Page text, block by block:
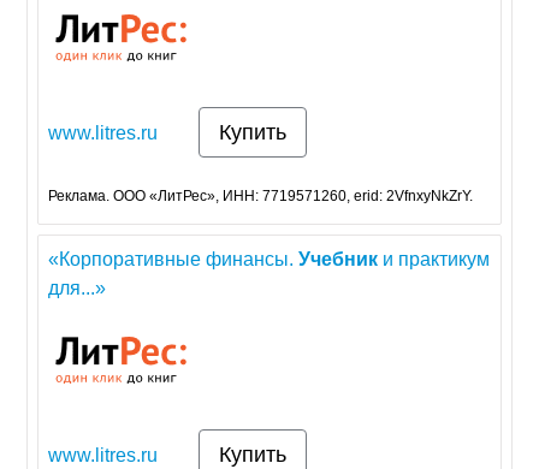
www.litres.ru Купить
Реклама. ООО «ЛитРес», ИНН: 7719571260, erid: 2VfnxyNkZrY.
«Корпоративные финансы.Учебник и практикум
для...»
www.litres.ru Купить